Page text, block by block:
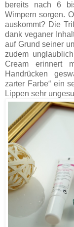
bereits nach 6
Wimpern sorgen.
auskommt? Die
dank veganer
auf Grund seiner
zudem
Cream erinnert
Handrücken
zarter Farbe“ ein
Lippen sehr